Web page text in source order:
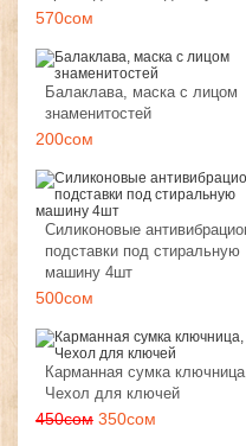
570сом
Балаклава, маска с лицом
знаменитостей
200сом
Силиконовые
подставки под стиральную
машину 4шт
500сом
Карманная сумка
Чехол для ключей
450сом 350сом